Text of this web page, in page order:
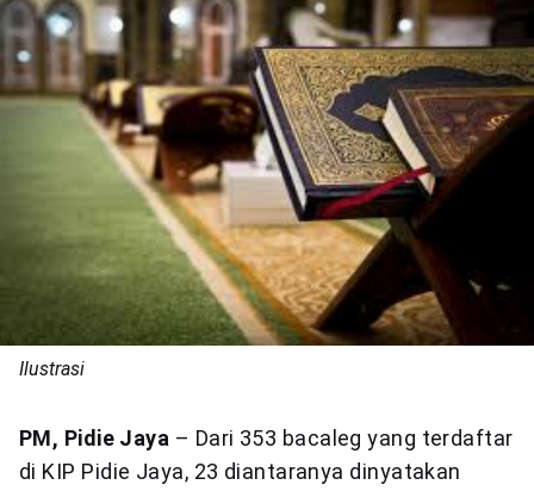
Ilustrasi
PM, Pidie Jaya – Dari 353 bacaleg yang terdaftar
di KIP Pidie Jaya, 23 diantaranya dinyatakan